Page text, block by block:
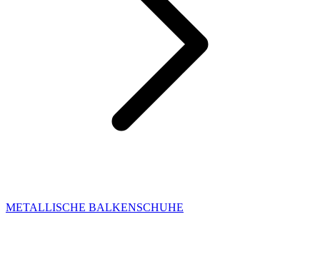
METALLISCHE BALKENSCHUHE